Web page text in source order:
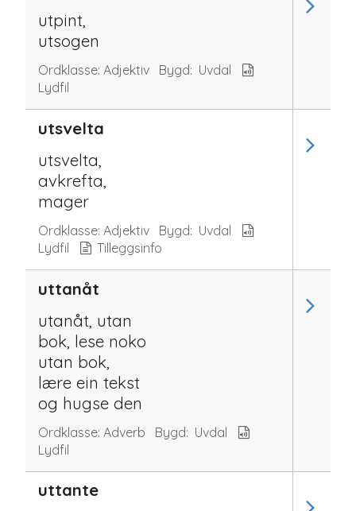
utpint,
utsogen
Ordklasse: Adjektiv Bygd: Uvdal
Lydfil
utsvelta
utsvelta,
avkrefta,
mager
Ordklasse: Adjektiv Bygd: Uvdal
Lydfil
Tilleggsinfo
uttanåt
utanåt, utan
bok, lese noko
utan bok,
lære ein tekst
og hugse den
Ordklasse: Adverb Bygd: Uvdal
Lydfil
uttante